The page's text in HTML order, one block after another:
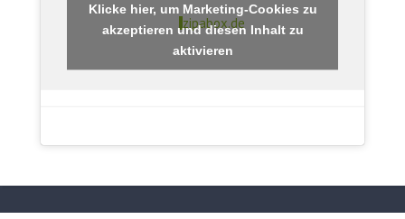
zipabox.de
Klicke hier, um Marketing-Cookies zu
akzeptieren und diesen Inhalt zu
aktivieren